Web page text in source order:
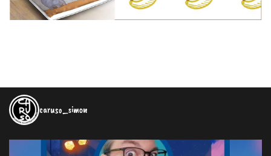
caruso_simon